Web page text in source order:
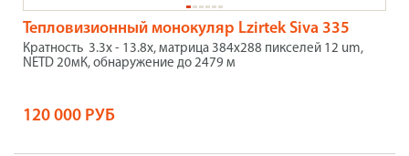
Тепловизионный монокуляр Lzirtek Siva 335
Кратность 3.3x - 13.8x, матрица 384x288 пикселей 12 um,
NETD 20мК, обнаружение до 2479 м
120 000 РУБ